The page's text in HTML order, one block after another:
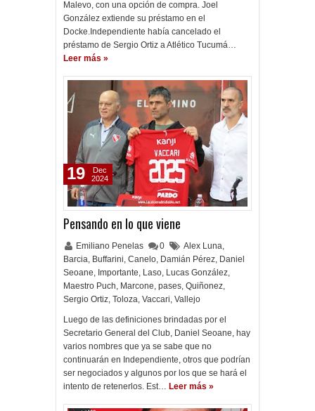
Malevo, con una opción de compra. Joel
González extiende su préstamo en el
Docke.Independiente había cancelado el
préstamo de Sergio Ortiz a Atlético Tucumá…
Leer más »
Pensando en lo que viene
Emiliano Penelas 0 Alex Luna,
Barcia, Buffarini, Canelo, Damián Pérez, Daniel
Seoane, Importante, Laso, Lucas González,
Maestro Puch, Marcone, pases, Quiñonez,
Sergio Ortiz, Toloza, Vaccari, Vallejo
Luego de las definiciones brindadas por el
Secretario General del Club, Daniel Seoane, hay
varios nombres que ya se sabe que no
continuarán en Independiente, otros que podrían
ser negociados y algunos por los que se hará el
intento de retenerlos. Est… Leer más »
19
Dec
2024